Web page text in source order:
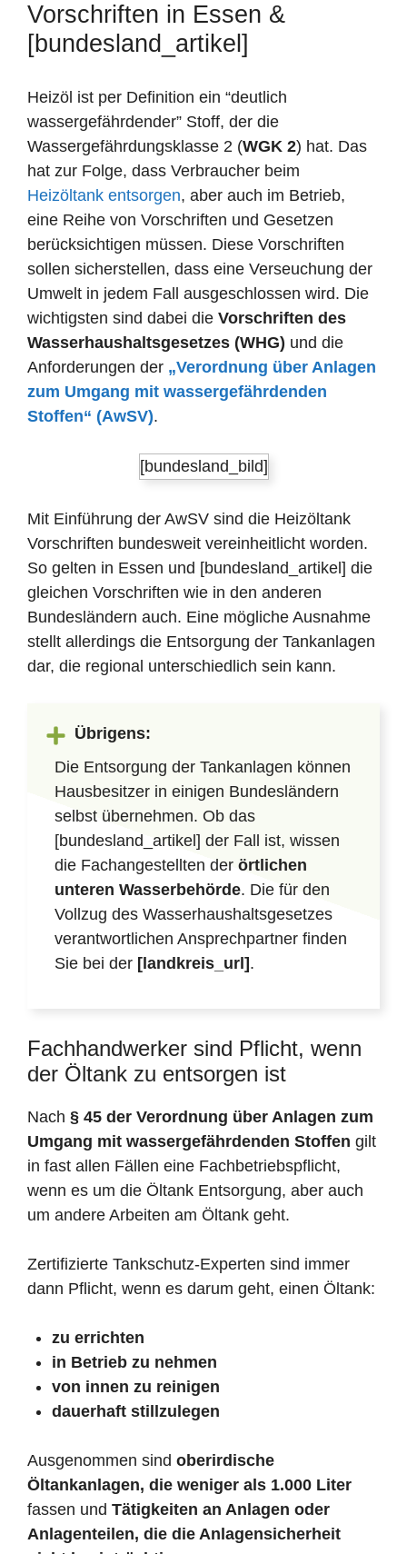
Vorschriften in Essen &
[bundesland_artikel]
Heizöl ist per Definition ein “deutlich
wassergefährdender” Stoff, der die
Wassergefährdungsklasse 2 (WGK 2) hat. Das
hat zur Folge, dass Verbraucher beim
Heizöltank entsorgen, aber auch im Betrieb,
eine Reihe von Vorschriften und Gesetzen
berücksichtigen müssen. Diese Vorschriften
sollen sicherstellen, dass eine Verseuchung der
Umwelt in jedem Fall ausgeschlossen wird. Die
wichtigsten sind dabei die Vorschriften des
Wasserhaushaltsgesetzes (WHG) und die
Anforderungen der „Verordnung über Anlagen
zum Umgang mit wassergefährdenden
Stoffen“ (AwSV).
[bundesland_bild]
Mit Einführung der AwSV sind die Heizöltank
Vorschriften bundesweit vereinheitlicht worden.
So gelten in Essen und [bundesland_artikel] die
gleichen Vorschriften wie in den anderen
Bundesländern auch. Eine mögliche Ausnahme
stellt allerdings die Entsorgung der Tankanlagen
dar, die regional unterschiedlich sein kann.
Übrigens:
Die Entsorgung der Tankanlagen können
Hausbesitzer in einigen Bundesländern
selbst übernehmen. Ob das
[bundesland_artikel] der Fall ist, wissen
die Fachangestellten der örtlichen
unteren Wasserbehörde. Die für den
Vollzug des Wasserhaushaltsgesetzes
verantwortlichen Ansprechpartner finden
Sie bei der [landkreis_url] .
Fachhandwerker sind Pflicht, wenn
der Öltank zu entsorgen ist
Nach § 45 der Verordnung über Anlagen zum
Umgang mit wassergefährdenden Stoffen gilt
in fast allen Fällen eine Fachbetriebspflicht,
wenn es um die Öltank Entsorgung, aber auch
um andere Arbeiten am Öltank geht.
Zertifizierte Tankschutz-Experten sind immer
dann Pflicht, wenn es darum geht, einen Öltank:
zu errichten
in Betrieb zu nehmen
von innen zu reinigen
dauerhaft stillzulegen
Ausgenommen sind oberirdische
Öltankanlagen, die weniger als 1.000 Liter
fassen und Tätigkeiten an Anlagen oder
Anlagenteilen, die die Anlagensicherheit